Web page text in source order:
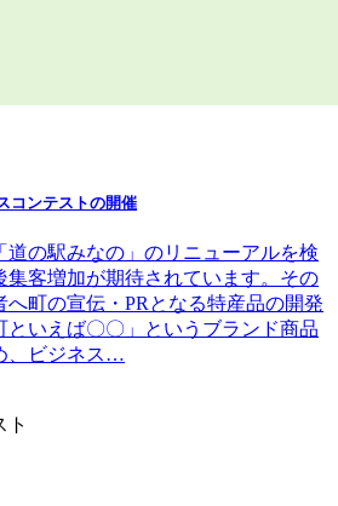
コンテストの開催
道の駅みなの」のリニューアルを検
集客増加が期待されています。その
へ町の宣伝・PRとなる特産品の開発
といえば〇〇」というブランド商品
、ビジネス…
ト